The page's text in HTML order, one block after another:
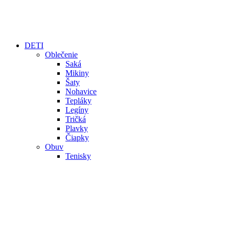
DETI
Oblečenie
Saká
Mikiny
Šaty
Nohavice
Tepláky
Legíny
Tričká
Plavky
Čiapky
Obuv
Tenisky